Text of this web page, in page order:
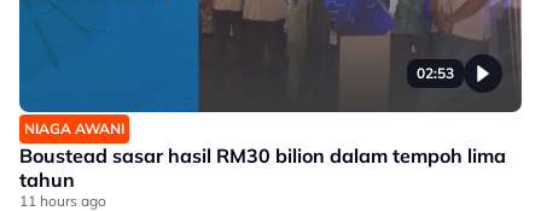
02:53
NIAGA AWANI
Boustead sasar hasil RM30 bilion dalam tempoh lima
tahun
11 hours ago